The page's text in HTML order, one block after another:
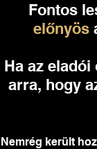
Fontos
előnyös
Ha az
arra, hogy
Nemrég került